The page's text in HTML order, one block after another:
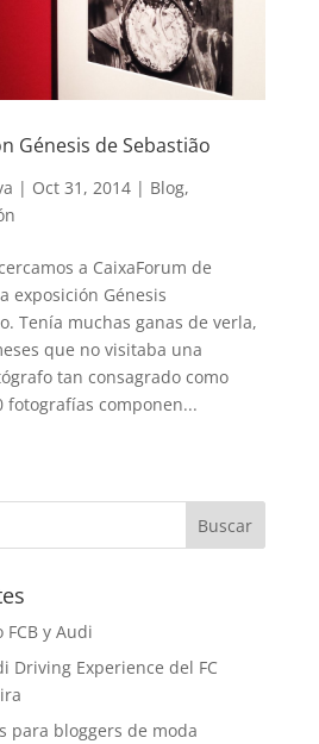
Génesis de Sebastião
| Oct 31, 2014| Blog,
a CaixaForum de
exposición Génesis
Tenía muchas ganas de verla,
que no visitaba una
tan consagrado como
fotografías componen...
y Audi
Driving Experience del FC
para bloggers de moda